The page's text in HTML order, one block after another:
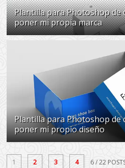
Plantilla para Photoshop de
poner mi propia marca
Plantilla para Photoshop de
poner mi propio diseño
1 2 3 4 6/ 22